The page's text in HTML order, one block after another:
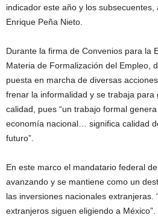
indicador este año y los
Enrique Peña Nieto.
Durante la firma de Convenios para la
Materia de Formalización del Empleo,
puesta en marcha de diversas
frenar la informalidad y se trabaja
calidad, pues “un trabajo formal
economía nacional… significa calidad
futuro”.
En este marco el mandatario federal
avanzando y se mantiene como un
las inversiones nacionales extranjeras.
extranjeros siguen eligiendo a México”.